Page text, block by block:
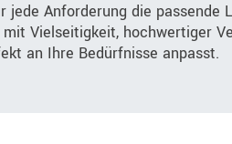
jede Anforderung die passende
Vielseitigkeit, hochwertiger
an Ihre Bedürfnisse anpasst.